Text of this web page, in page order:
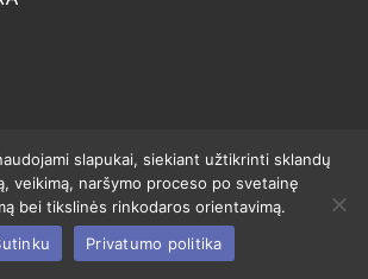
slapukai, siekiant užtikrinti sklandų
veikimą, naršymo proceso po svetainę
bei tikslinės rinkodaros orientavimą.
Privatumo politika